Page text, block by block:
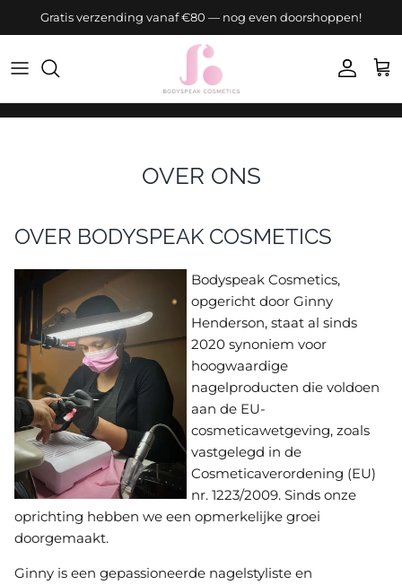
Ga naar inhoud
Gratis verzending vanaf €80 — nog even doorshoppen!
Account
OVER ONS
OVER BODYSPEAK COSMETICS
Bodyspeak Cosmetics,
opgericht door Ginny
Henderson, staat al sinds
2020 synoniem voor
hoogwaardige
nagelproducten die voldoen
aan de EU-
cosmeticawetgeving, zoals
vastgelegd in de
Cosmeticaverordening (EU)
nr. 1223/2009. Sinds onze
oprichting hebben we een opmerkelijke groei
doorgemaakt.
Ginny is een gepassioneerde nagelstyliste en